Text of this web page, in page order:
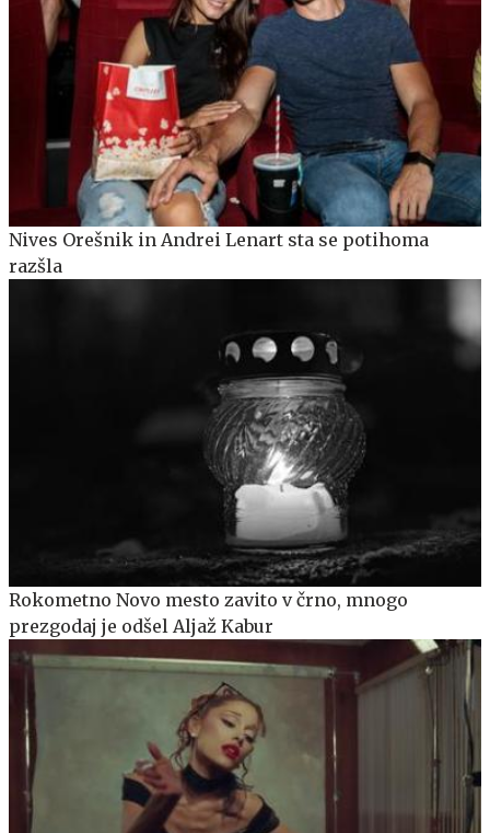
Nives Orešnik in Andrei Lenart sta se potihoma
razšla
Rokometno Novo mesto zavito v črno, mnogo
prezgodaj je odšel Aljaž Kabur